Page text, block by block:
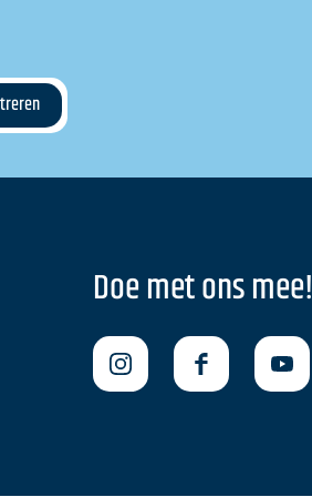
Doe met ons mee!